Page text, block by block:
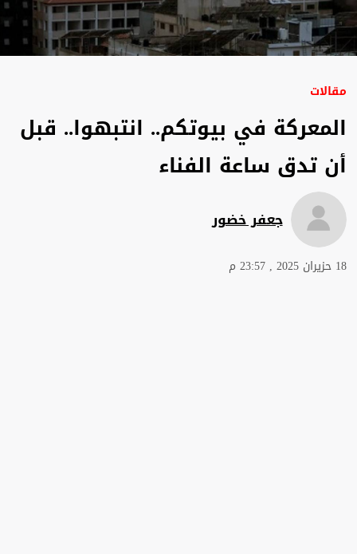
مقالات
المعركة في بيوتكم.. انتبهوا.. قبل
أن تدق ساعة الفناء
جعفر خضور
18 حزيران 2025 , 23:57 م